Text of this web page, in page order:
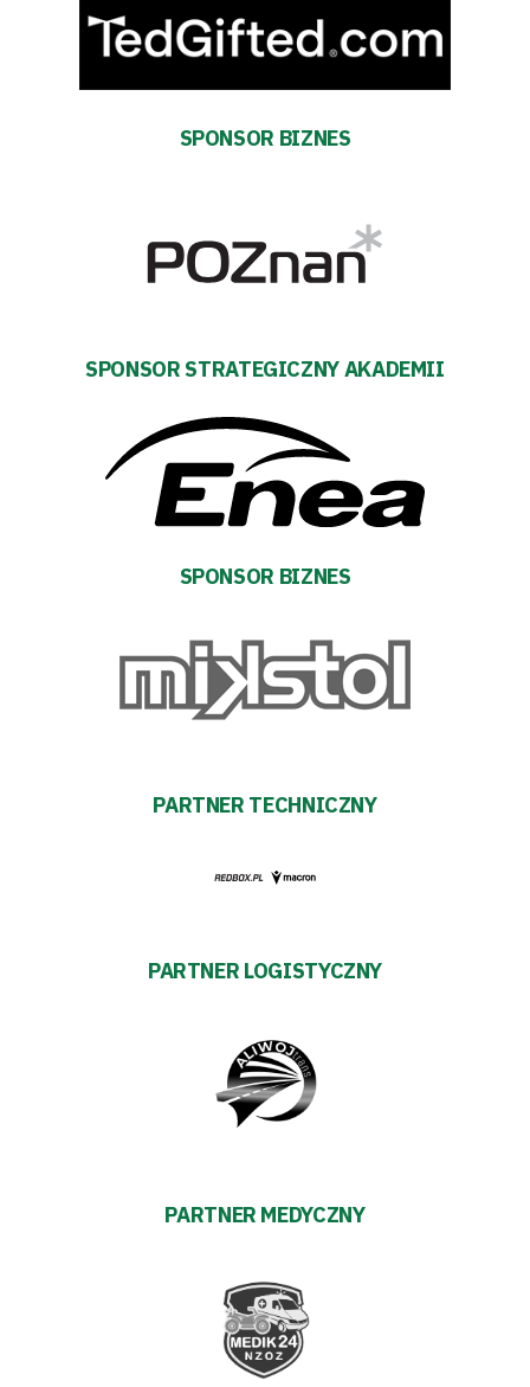
SPONSOR BIZNES
SPONSOR STRATEGICZNY AKADEMII
SPONSOR BIZNES
PARTNER TECHNICZNY
PARTNER LOGISTYCZNY
PARTNER MEDYCZNY